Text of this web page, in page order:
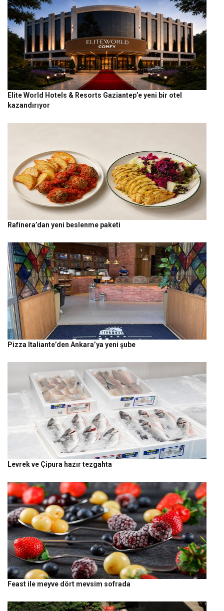
Elite World Hotels & Resorts Gaziantep’e yeni bir otel
kazandırıyor
Rafinera’dan yeni beslenme paketi
Pizza Italiante’den Ankara’ya yeni şube
Levrek ve Çipura hazır tezgahta
Feast ile meyve dört mevsim sofrada